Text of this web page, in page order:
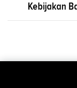
Kebijakan